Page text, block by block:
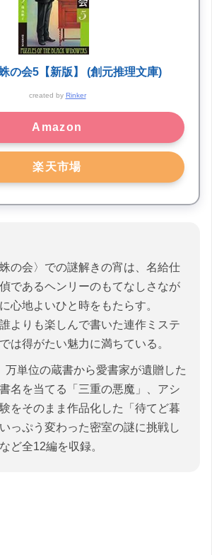
の会5【新版】 (創元推理文庫)
created by Rinker
Amazon
楽天市場
蛛の会〉での謎解きの宵は、名給仕
であるヘンリーのもてなしさなが
心地よいひと時をもたらす。
よりも楽しんで書いた連作ミステ
は得がたい魅力に満ちている。
万単位の蔵書から愛書家が遺贈した
名を当てる「三重の悪魔」、アシ
をそのまま作品化した「待てど暮
っぷう変わった密室の謎に挑戦し
ど全12編を収録。